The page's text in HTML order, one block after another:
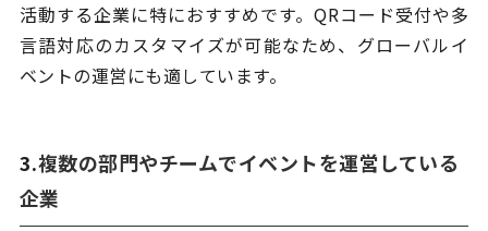
活動する企業に特におすすめです。QRコード受付や多
言語対応のカスタマイズが可能なため、グローバルイ
ベントの運営にも適しています。
3.複数の部門やチームでイベントを運営している
企業